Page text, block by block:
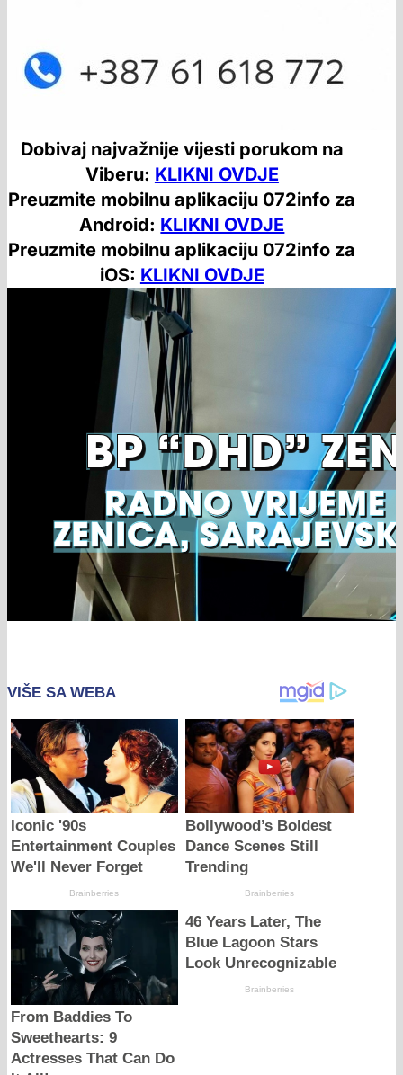
Dobivaj najvažnije vijesti porukom na
Viberu: KLIKNI OVDJE
Preuzmite mobilnu aplikaciju 072info za
Android: KLIKNI OVDJE
Preuzmite mobilnu aplikaciju 072info za
iOS: KLIKNI OVDJE